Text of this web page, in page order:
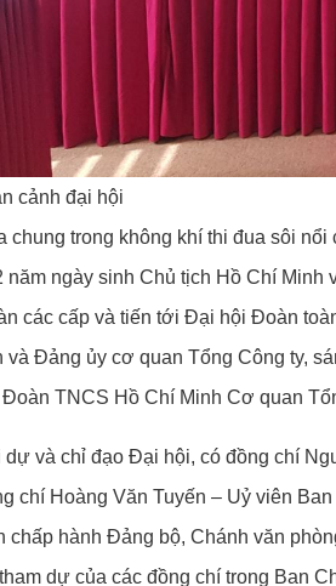
cảnh đại hội
chung trong không khí thi đua sôi
năm ngày sinh Chủ tịch Hồ Chí Minh
các cấp và tiến tới Đại hội Đoàn
và Đảng ủy cơ quan Tổng Công ty,
Đoàn TNCS Hồ Chí Minh Cơ quan
và chỉ đạo Đại hội, có đồng chí
chí Hoàng Văn Tuyến – Uỷ viên
chấp hành Đảng bộ, Chánh văn
dự của các đồng chí trong Ban